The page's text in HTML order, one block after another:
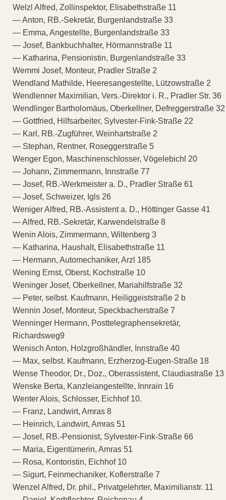
Welzl Alfred, Zollinspektor, Elisabethstraße 11
— Anton, RB.-Sekretär, Burgenlandstraße 33
— Emma, Angestellte, Burgenlandstraße 33
— Josef, Bankbuchhalter, Hörmannstraße 11
— Katharina, Pensionistin, Burgenlandstraße 33
Wemmi Josef, Monteur, Pradler Straße 2
Wendland Mathilde, Heeresangestellte, Lützowstraße 2
Wendlenner Maximilian, Vers.-Direktor i. R., Pradler Str. 36
Wendlinger Bartholomäus, Oberkellner, Defreggerstraße 32
— Gottfried, Hilfsarbeiter, Sylvester-Fink-Straße 22
— Karl, RB.-Zugführer, Weinhartstraße 2
— Stephan, Rentner, Roseggerstraße 5
Wenger Egon, Maschinenschlosser, Vögelebichl 20
— Johann, Zimmermann, Innstraße 77
— Josef, RB.-Werkmeister a. D., Pradler Straße 61
— Josef, Schweizer, Igls 26
Weniger Alfred, RB.-Assistent a. D., Höttinger Gasse 41
— Alfred, RB.-Sekretär, Karwendelstraße 8
Wenin Alois, Zimmermann, Wiltenberg 3
— Katharina, Haushalt, Elisabethstraße 11
— Hermann, Automechaniker, Arzl 185
Wening Ernst, Oberst, Kochstraße 10
Weninger Josef, Oberkellner, Mariahilfstraße 32
— Peter, selbst. Kaufmann, Heiliggeiststraße 2 b
Wennin Josef, Monteur, Speckbacherstraße 7
Wenninger Hermann, Posttelegraphensekretär,
Richardsweg9
Wenisch Anton, Holzgroßhändler, Innstraße 40
— Max, selbst. Kaufmann, Erzherzog-Eugen-Straße 18
Wense Theodor, Dr., Doz., Oberassistent, Claudiastraße 13
Wenske Berta, Kanzleiangestellte, Innrain 16
Wenter Alois, Schlosser, Eichhof 10.
— Franz, Landwirt, Amras 8
— Heinrich, Landwirt, Amras 51
— Josef, RB.-Pensionist, Sylvester-Fink-Straße 66
— Maria, Eigentümerin, Amras 51
— Rosa, Kontoristin, Eichhof 10
— Sigurt, Feinmechaniker, Koflerstraße 7
Wenzel Alfred, Dr. phil., Privatgelehrter, Maximilianstr. 11